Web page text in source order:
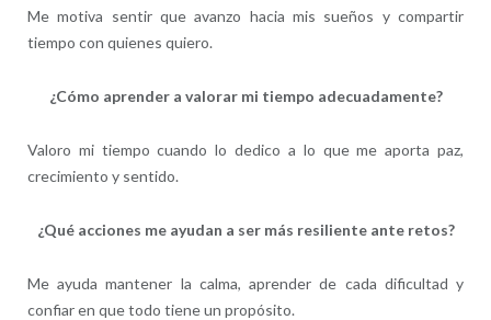
Me motiva sentir que avanzo hacia mis sueños y compartir
tiempo con quienes quiero.
¿Cómo aprender a valorar mi tiempo adecuadamente?
Valoro mi tiempo cuando lo dedico a lo que me aporta paz,
crecimiento y sentido.
¿Qué acciones me ayudan a ser más resiliente ante retos?
Me ayuda mantener la calma, aprender de cada dificultad y
confiar en que todo tiene un propósito.